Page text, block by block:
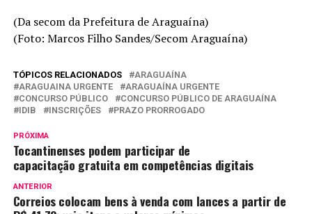
(Da secom da Prefeitura de Araguaína)
(Foto: Marcos Filho Sandes/Secom Araguaína)
TÓPICOS RELACIONADOS
ARAGUAÍNA
ARAGUAINA URGENTE
ARAGUAÍNA URGENTE
CONCURSO PÚBLICO
CONCURSO PÚBLICO DE ARAGUAÍNA
IDIB
INSCRIÇÕES PRAZO PRORROGADO
PRÓXIMA
Tocantinenses podem participar de
capacitação gratuita em competências digitais
ANTERIOR
Correios colocam bens à venda com lances a partir de